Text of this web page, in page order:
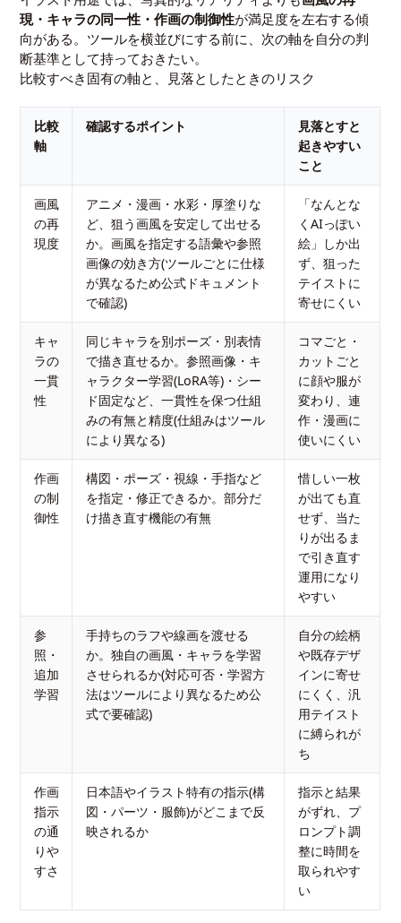
現・キャラの同一性・作画の制御性が満足度を左右する傾
向がある。ツールを横並びにする前に、次の軸を自分の判
断基準として持っておきたい。
比較すべき固有の軸と、見落としたときのリスク
比較
軸
確認するポイント
見落とすと
起きやすい
こと
画風
の再
現度
アニメ・漫画・水彩・厚塗りな
ど、狙う画風を安定して出せる
か。画風を指定する語彙や参照
画像の効き方(ツールごとに仕様
が異なるため公式ドキュメント
で確認)
「なんとな
くAIっぽい
絵」しか出
ず、狙った
テイストに
寄せにくい
キャ
ラの
一貫
性
同じキャラを別ポーズ・別表情
で描き直せるか。参照画像・キ
ャラクター学習(LoRA等)・シー
ド固定など、一貫性を保つ仕組
みの有無と精度(仕組みはツール
により異なる)
コマごと・
カットごと
に顔や服が
変わり、連
作・漫画に
使いにくい
作画
の制
御性
構図・ポーズ・視線・手指など
を指定・修正できるか。部分だ
け描き直す機能の有無
惜しい一枚
が出ても直
せず、当た
りが出るま
で引き直す
運用になり
やすい
参
照・
追加
学習
手持ちのラフや線画を渡せる
か。独自の画風・キャラを学習
させられるか(対応可否・学習方
法はツールにより異なるため公
式で要確認)
自分の絵柄
や既存デザ
インに寄せ
にくく、汎
用テイスト
に縛られが
ち
作画
指示
の通
りや
すさ
日本語やイラスト特有の指示(構
図・パーツ・服飾)がどこまで反
映されるか
指示と結果
がずれ、プ
ロンプト調
整に時間を
取られやす
い